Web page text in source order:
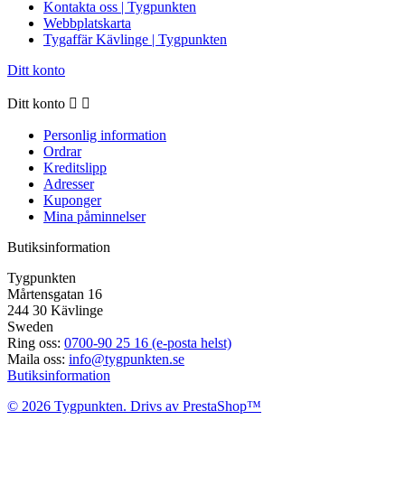
Kontakta oss | Tygpunkten
Webbplatskarta
Tygaffär Kävlinge | Tygpunkten
Ditt konto
Ditt konto  
Personlig information
Ordrar
Kreditslipp
Adresser
Kuponger
Mina påminnelser
Butiksinformation
Tygpunkten
Mårtensgatan 16
244 30 Kävlinge
Sweden
Ring oss: 0700-90 25 16 (e-posta helst)
Maila oss: info@tygpunkten.se
Butiksinformation
© 2026 Tygpunkten. Drivs av PrestaShop™